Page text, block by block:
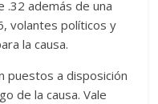
.32 además de una
volantes políticos y
la causa.
puestos a disposición
de la causa. Vale